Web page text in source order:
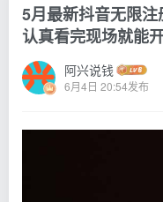
5月最新抖音无限注
认真看完现场就能
阿兴说钱
6月4日 20:54发布